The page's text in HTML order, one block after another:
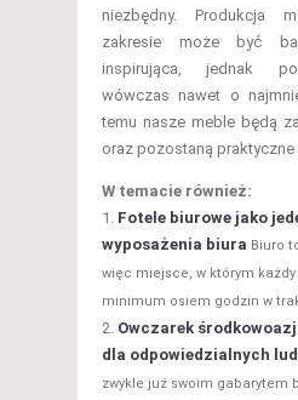
niezbędny. Produkcja
zakresie może być
inspirująca, jednak
wówczas nawet o
temu nasze meble będą
oraz pozostaną praktyczne
W temacie również:
Fotele biurowe jako
wyposażenia biura Biuro
więc miejsce, w którym
minimum osiem godzin w
Owczarek
dla odpowiedzialnych
zwykle już swoim gabarytem